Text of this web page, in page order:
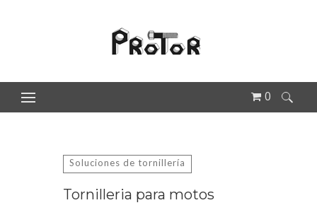
0
Buscar:
Soluciones de tornillería
Tornilleria para motos